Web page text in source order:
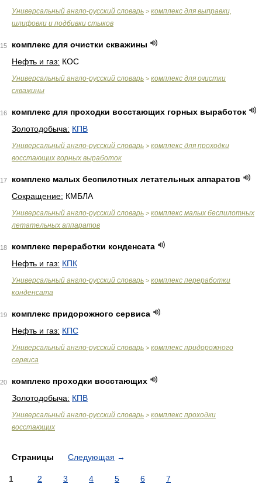
Универсальный англо-русский словарь > комплекс для выправки,
шлифовки и подбивки стыков
15
комплекс для очистки скважины
Нефть и газ: КОС
Универсальный англо-русский словарь > комплекс для очистки
скважины
16
комплекс для проходки восстающих горных выработок
Золотодобыча: КПВ
Универсальный англо-русский словарь > комплекс для проходки
восстающих горных выработок
17
комплекс малых беспилотных летательных аппаратов
Сокращение: КМБЛА
Универсальный англо-русский словарь > комплекс малых беспилотных
летательных аппаратов
18
комплекс переработки конденсата
Нефть и газ: КПК
Универсальный англо-русский словарь > комплекс переработки
конденсата
19
комплекс придорожного сервиса
Нефть и газ: КПС
Универсальный англо-русский словарь > комплекс придорожного
сервиса
20
комплекс проходки восстающих
Золотодобыча: КПВ
Универсальный англо-русский словарь > комплекс проходки
восстающих
Страницы Следующая →
1 2 3 4 5 6 7